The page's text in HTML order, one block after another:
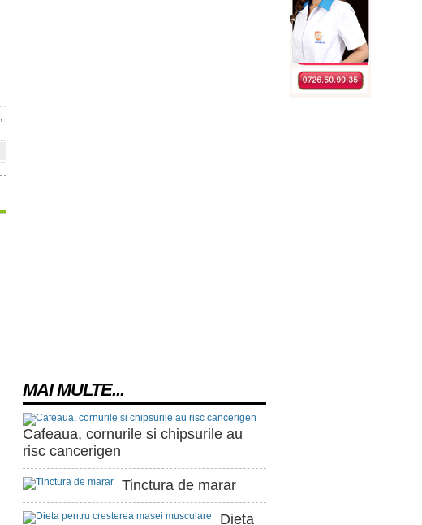
,
MAI MULTE...
Cafeaua, cornurile si chipsurile au
risc cancerigen
Tinctura de marar
Dieta